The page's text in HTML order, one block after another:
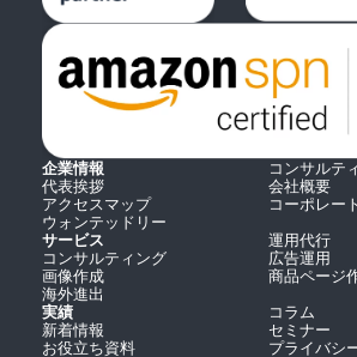
企業情報
コンサルテ
代表挨拶
会社概要
アクセスマップ
コーポレー
ウォンテッドリー
サービス
運用代行
コンサルティング
広告運用
画像作成
商品ページ
海外進出
実績
コラム
新着情報
セミナー
お役立ち資料
プライバシ